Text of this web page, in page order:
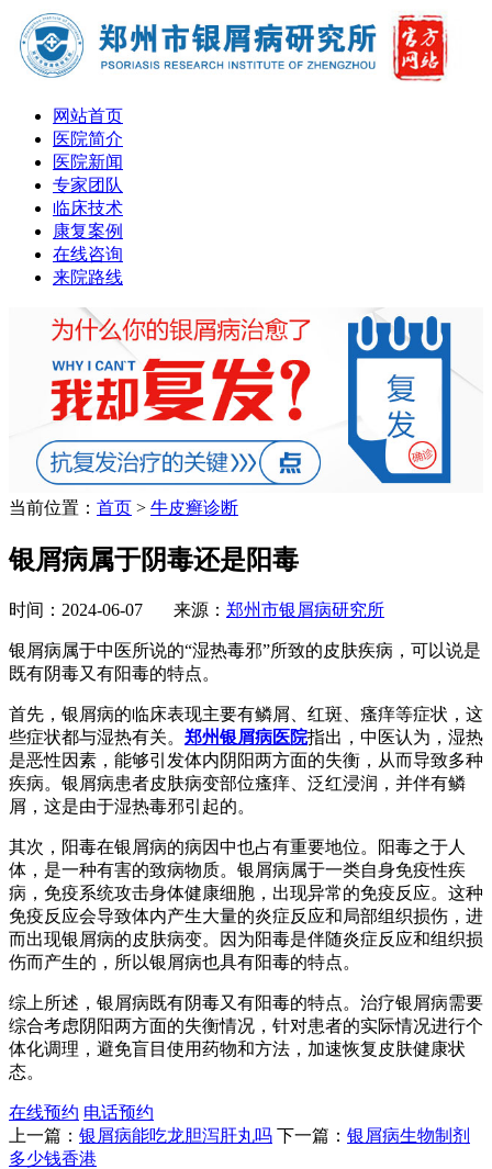
网站首页
医院简介
医院新闻
专家团队
临床技术
康复案例
在线咨询
来院路线
当前位置： 首页 > 牛皮癣诊断
银屑病属于阴毒还是阳毒
时间：2024-06-07 来源： 郑州市银屑病研究所
银屑病属于中医所说的“湿热毒邪”所致的皮肤疾病，可以说是
既有阴毒又有阳毒的特点。
首先，银屑病的临床表现主要有鳞屑、红斑、瘙痒等症状，这
些症状都与湿热有关。 郑州银屑病医院指出，中医认为，湿热
是恶性因素，能够引发体内阴阳两方面的失衡，从而导致多种
疾病。银屑病患者皮肤病变部位瘙痒、泛红浸润，并伴有鳞
屑，这是由于湿热毒邪引起的。
其次，阳毒在银屑病的病因中也占有重要地位。阳毒之于人
体，是一种有害的致病物质。银屑病属于一类自身免疫性疾
病，免疫系统攻击身体健康细胞，出现异常的免疫反应。这种
免疫反应会导致体内产生大量的炎症反应和局部组织损伤，进
而出现银屑病的皮肤病变。因为阳毒是伴随炎症反应和组织损
伤而产生的，所以银屑病也具有阳毒的特点。
综上所述，银屑病既有阴毒又有阳毒的特点。治疗银屑病需要
综合考虑阴阳两方面的失衡情况，针对患者的实际情况进行个
体化调理，避免盲目使用药物和方法，加速恢复皮肤健康状
态。
在线预约 电话预约
上一篇： 银屑病能吃龙胆泻肝丸吗 下一篇： 银屑病生物制剂
多少钱香港